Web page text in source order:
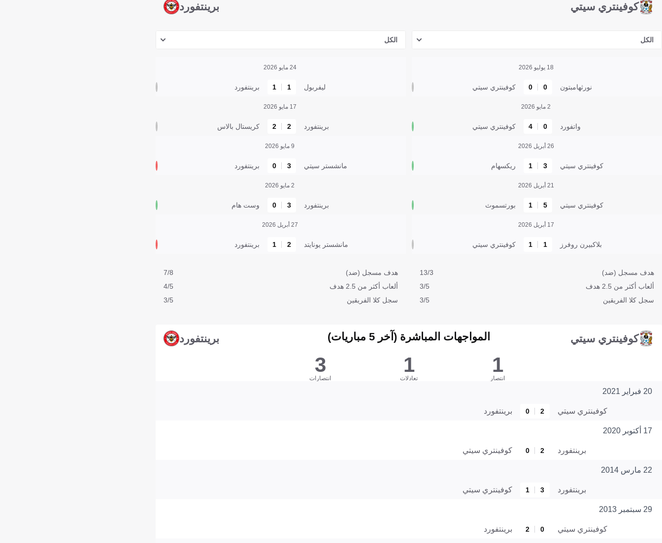
كوفينتري سيتي برينتفورد
الكل
18 يوليو 2026
نورثهامبتون 0
0 كوفينتري سيتي
2 مايو 2026
واتفورد 0
4 كوفينتري سيتي
26 أبريل 2026
كوفينتري سيتي 3
1 ريكسهام
21 أبريل 2026
كوفينتري سيتي 5
1 بورتسموث
17 أبريل 2026
بلاكبيرن روفرز 1
1 كوفينتري سيتي
هدف مسجل (ضد)
13/3
ألعاب أكثر من 2.5 هدف
3/5
سجل كلا الفريقين
3/5
الكل
24 مايو 2026
ليفربول 1
1 برينتفورد
17 مايو 2026
برينتفورد 2
2 كريستال بالاس
9 مايو 2026
مانشستر سيتي 3
0 برينتفورد
2 مايو 2026
برينتفورد 3
0 وست هام
27 أبريل 2026
مانشستر يونايتد 2
1 برينتفورد
هدف مسجل (ضد)
7/8
ألعاب أكثر من 2.5 هدف
4/5
سجل كلا الفريقين
3/5
كوفينتري سيتي المواجهات المباشرة (آخر 5 مباريات) برينتفورد
1
انتصار
1
تعادلات
3
انتصارات
20 فبراير 2021
كوفينتري سيتي 2
0 برينتفورد
17 أكتوبر 2020
برينتفورد 2
0 كوفينتري سيتي
22 مارس 2014
برينتفورد 3
1 كوفينتري سيتي
29 سبتمبر 2013
كوفينتري سيتي 0
2 برينتفورد